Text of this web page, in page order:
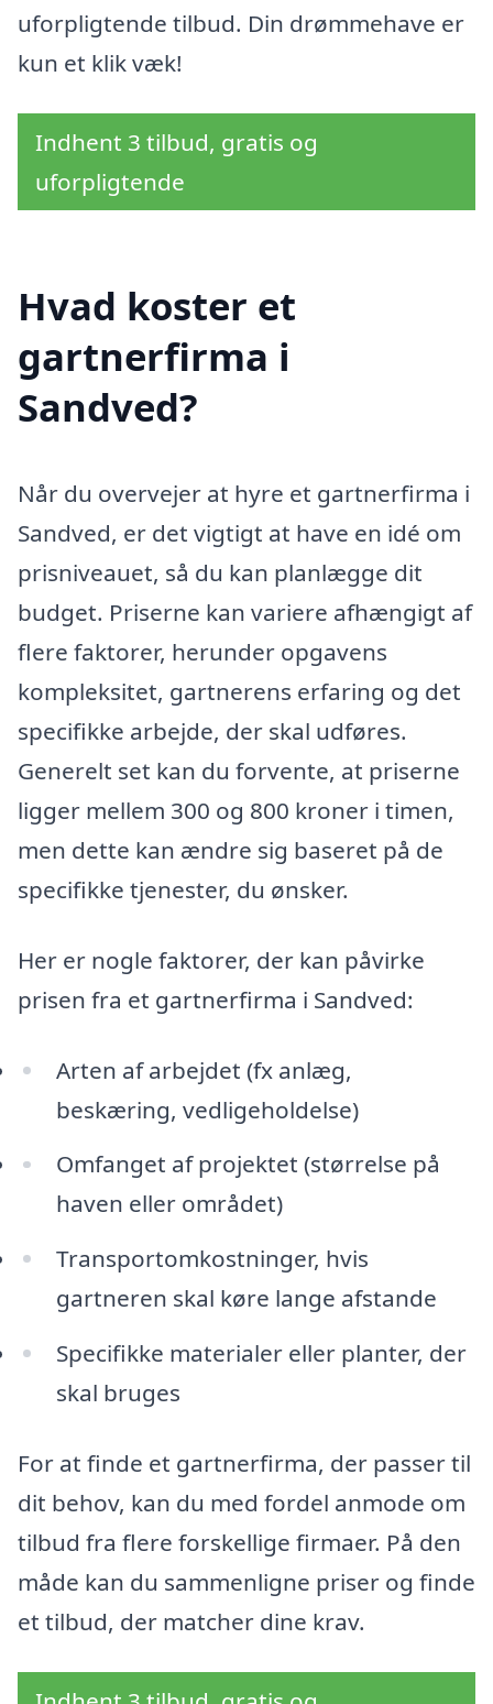
uforpligtende tilbud. Din drømmehave er
kun et klik væk!
Indhent 3 tilbud, gratis og
uforpligtende
Hvad koster et
gartnerfirma i
Sandved?
Når du overvejer at hyre et gartnerfirma i
Sandved, er det vigtigt at have en idé om
prisniveauet, så du kan planlægge dit
budget. Priserne kan variere afhængigt af
flere faktorer, herunder opgavens
kompleksitet, gartnerens erfaring og det
specifikke arbejde, der skal udføres.
Generelt set kan du forvente, at priserne
ligger mellem 300 og 800 kroner i timen,
men dette kan ændre sig baseret på de
specifikke tjenester, du ønsker.
Her er nogle faktorer, der kan påvirke
prisen fra et gartnerfirma i Sandved:
Arten af arbejdet (fx anlæg,
beskæring, vedligeholdelse)
Omfanget af projektet (størrelse på
haven eller området)
Transportomkostninger, hvis
gartneren skal køre lange afstande
Specifikke materialer eller planter, der
skal bruges
For at finde et gartnerfirma, der passer til
dit behov, kan du med fordel anmode om
tilbud fra flere forskellige firmaer. På den
måde kan du sammenligne priser og finde
et tilbud, der matcher dine krav.